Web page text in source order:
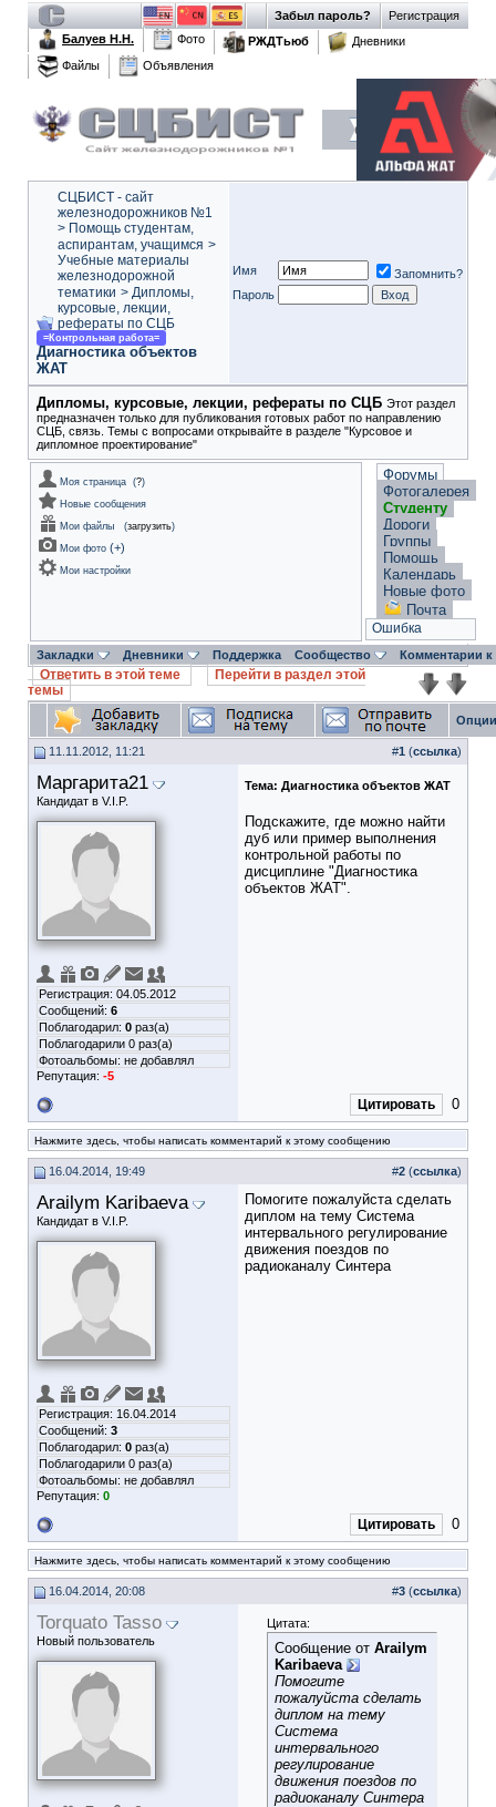
Регистрация
Забыл пароль?
Балуев Н.Н.
Фото РЖДТьюб
Дневники
Файлы
Объявления
СЦБИСТ - сайт
железнодорожников №1
> Помощь студентам,
аспирантам, учащимся >
Учебные материалы
железнодорожной
тематики > Дипломы,
курсовые, лекции,
рефераты по СЦБ
=Контрольная работа=
Диагностика объектов
ЖАТ
Имя
Запомнить?
Пароль
Дипломы, курсовые, лекции, рефераты по СЦБ Этот раздел
предназначен только для публикования готовых работ по направлению
СЦБ, связь. Темы с вопросами открывайте в разделе "Курсовое и
дипломное проектирование"
Моя страница (?)
Новые сообщения
Мои файлы
(загрузить)
Мои фото (+)
Мои настройки
Форумы
Фотогалерея
Студенту
Дороги
Группы
Помощь
Календарь
Новые фото
Почта
Ошибка
Закладки Дневники Поддержка Сообщество Комментарии
Ответить в этой теме
Перейти в раздел этой
темы
11.11.2012, 11:21 #1 (ссылка)
Маргарита21
Кандидат в V.I.P.
Регистрация: 04.05.2012
Сообщений: 6
Поблагодарил: 0 раз(а)
Поблагодарили 0 раз(а)
Фотоальбомы: не добавлял
Репутация: -5
Тема: Диагностика объектов ЖАТ
Подскажите, где можно найти
дуб или пример выполнения
контрольной работы по
дисциплине "Диагностика
объектов ЖАТ".
Цитировать 0
Нажмите здесь, чтобы написать комментарий к этому сообщению
16.04.2014, 19:49 #2 (ссылка)
Arailym Karibaeva
Кандидат в V.I.P.
Регистрация: 16.04.2014
Сообщений: 3
Поблагодарил: 0 раз(а)
Поблагодарили 0 раз(а)
Фотоальбомы: не добавлял
Репутация: 0
Помогите пожалуйста сделать
диплом на тему Система
интервального регулирование
движения поездов по
радиоканалу Синтера
Цитировать 0
Нажмите здесь, чтобы написать комментарий к этому сообщению
16.04.2014, 20:08 #3 (ссылка)
Torquato Tasso
Новый пользователь
Цитата:
Сообщение от Arailym
Karibaeva
Помогите
пожалуйста сделать
диплом на тему
Система
интервального
регулирование
движения поездов по
радиоканалу Синтера